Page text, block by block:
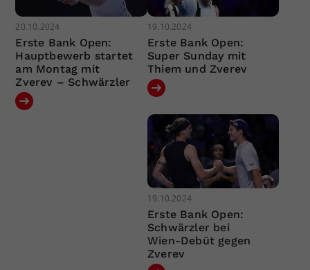
20.10.2024
Erste Bank Open:
Hauptbewerb startet
am Montag mit
Zverev – Schwärzler
19.10.2024
Erste Bank Open:
Super Sunday mit
Thiem und Zverev
19.10.2024
Erste Bank Open:
Schwärzler bei
Wien-Debüt gegen
Zverev